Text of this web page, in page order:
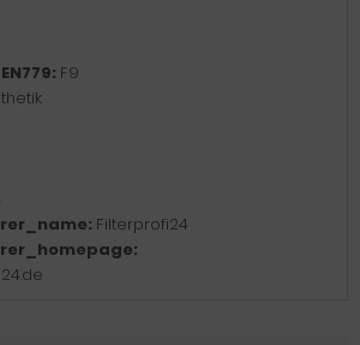
F9
Filterprofi24